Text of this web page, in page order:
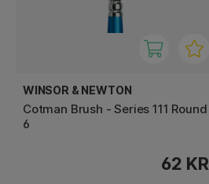
WINSOR & NEWTON
Cotman Brush - Series 111 Round
6
62 KR